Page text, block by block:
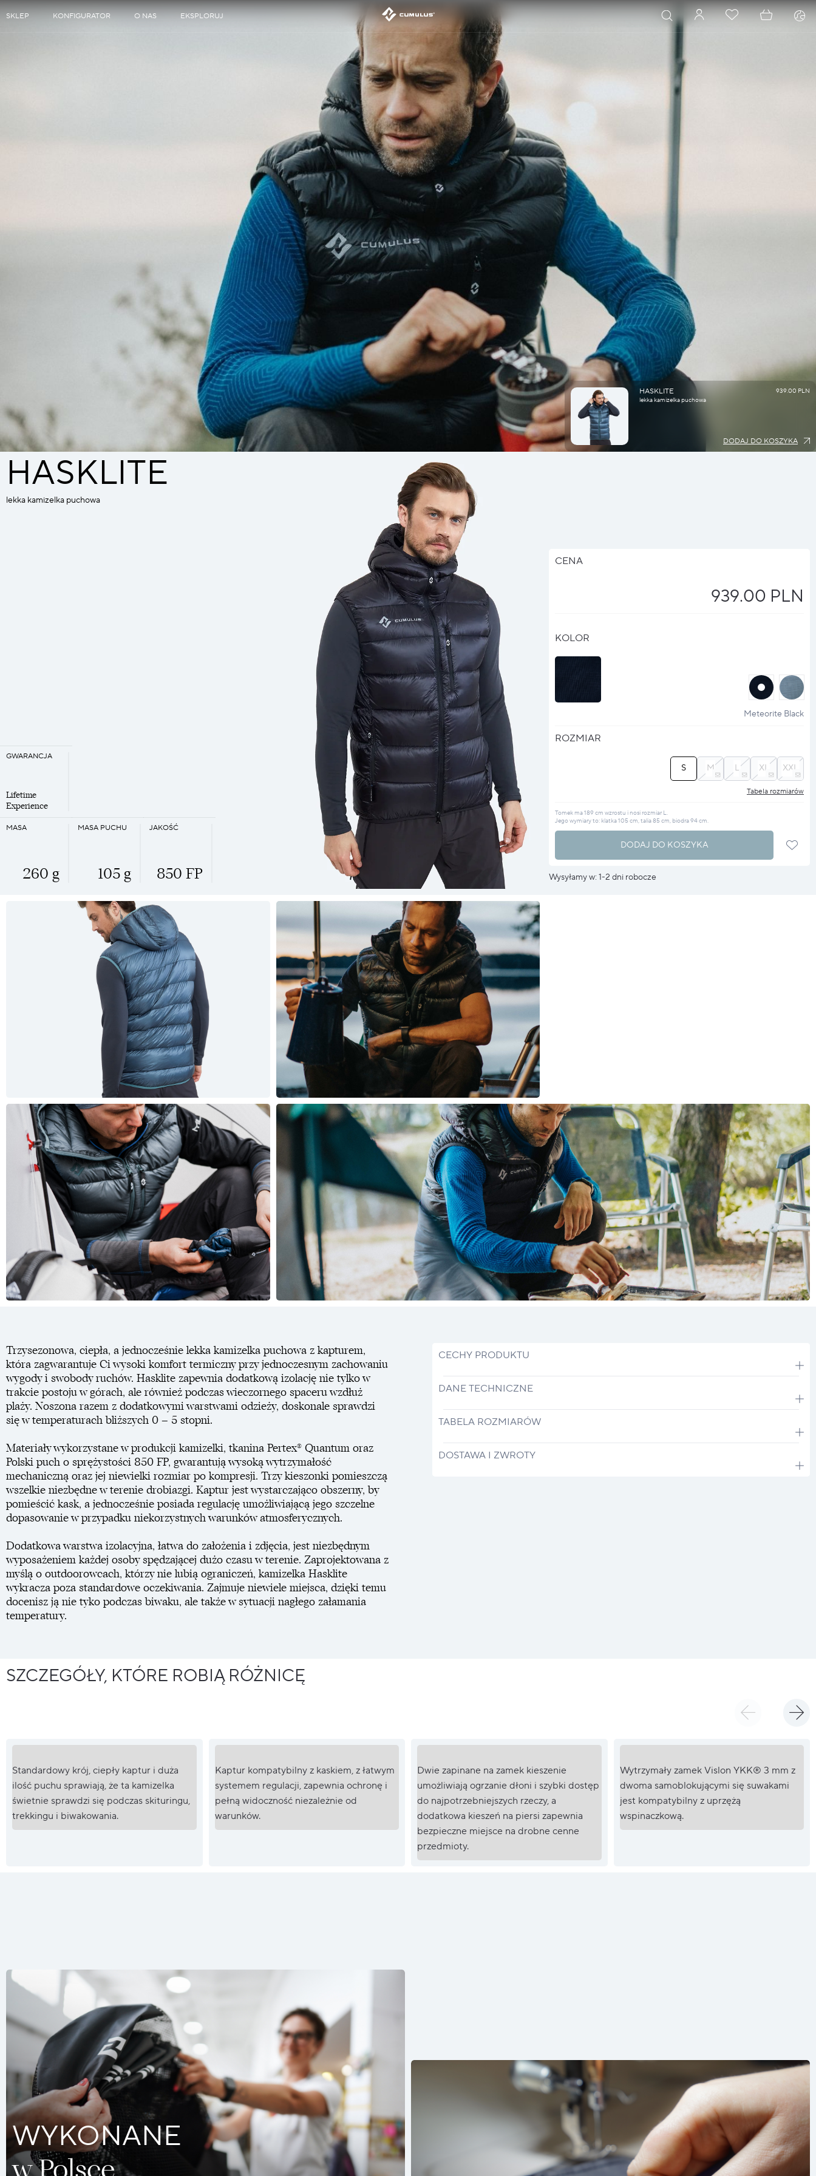
SKLEP KONFIGURATOR O NAS EKSPLORUJ
HASKLITE
lekka kamizelka puchowa
939.00 PLN
DODAJ DO KOSZYKA
HASKLITE
lekka kamizelka puchowa
MASA
260 g
JAKOŚĆ
850 FP
MASA PUCHU
105 g
GWARANCJA
Lifetime
Experience
CENA
939.00 PLN
KOLOR
halo
?
halo
Meteorite Black
ROZMIAR
XXL
XL
L
M
S
Tabela rozmiarów
Tomek ma 189 cm wzrostu i nosi rozmiar L.
Jego wymiary to: klatka 105 cm, talia 85 cm, biodra 94 cm.
DODAJ DO KOSZYKA
Wysyłamy w: 1-2 dni robocze
Trzysezonowa, ciepła, a jednocześnie lekka kamizelka puchowa z kapturem,
która zagwarantuje Ci wysoki komfort termiczny przy jednoczesnym zachowaniu
wygody i swobody ruchów. Hasklite zapewnia dodatkową izolację nie tylko w
trakcie postoju w górach, ale również podczas wieczornego spaceru wzdłuż
plaży. Noszona razem z dodatkowymi warstwami odzieży, doskonale sprawdzi
się w temperaturach bliższych 0 – 5 stopni.
Materiały wykorzystane w produkcji kamizelki, tkanina Pertex® Quantum oraz
Polski puch o sprężystości 850 FP, gwarantują wysoką wytrzymałość
mechaniczną oraz jej niewielki rozmiar po kompresji. Trzy kieszonki pomieszczą
wszelkie niezbędne w terenie drobiazgi. Kaptur jest wystarczająco obszerny, by
pomieścić kask, a jednocześnie posiada regulację umożliwiającą jego szczelne
dopasowanie w przypadku niekorzystnych warunków atmosferycznych.
Dodatkowa warstwa izolacyjna, łatwa do założenia i zdjęcia, jest niezbędnym
wyposażeniem każdej osoby spędzającej dużo czasu w terenie. Zaprojektowana z
myślą o outdoorowcach, którzy nie lubią ograniczeń, kamizelka Hasklite
wykracza poza standardowe oczekiwania. Zajmuje niewiele miejsca, dzięki temu
docenisz ją nie tyko podczas biwaku, ale także w sytuacji nagłego załamania
temperatury.
CECHY PRODUKTU
DANE TECHNICZNE
TABELA ROZMIARÓW
DOSTAWA I ZWROTY
SZCZEGÓŁY, KTÓRE ROBIĄ RÓŻNICĘ
Standardowy krój, ciepły kaptur i duża
ilość puchu sprawiają, że ta kamizelka
świetnie sprawdzi się podczas skituringu,
trekkingu i biwakowania.
Kaptur kompatybilny z kaskiem, z łatwym
systemem regulacji, zapewnia ochronę i
pełną widoczność niezależnie od
warunków.
Dwie zapinane na zamek kieszenie
umożliwiają ogrzanie dłoni i szybki dostęp
do najpotrzebniejszych rzeczy, a
dodatkowa kieszeń na piersi zapewnia
bezpieczne miejsce na drobne cenne
przedmioty.
Wytrzymały zamek Vislon YKK® 3 mm z
dwoma samoblokującymi się suwakami
jest kompatybilny z uprzężą
wspinaczkową.
WYKONANE